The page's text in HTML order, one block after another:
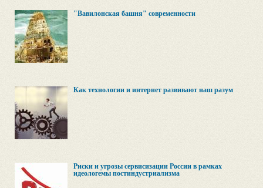
"Вавилонская башня" современности
Как технологии и интернет развивают наш разум
Риски и угрозы сервисизации России в рамках
идеологемы постиндустриализма